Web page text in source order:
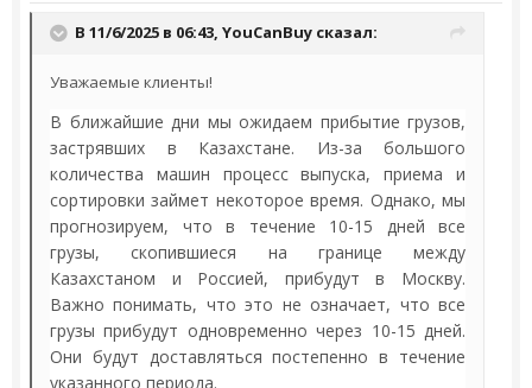
В 11/6/2025 в 06:43, YouCanBuy сказал:
Уважаемые клиенты!
В ближайшие дни мы ожидаем прибытие грузов,
застрявших в Казахстане. Из-за большого
количества машин процесс выпуска, приема и
сортировки займет некоторое время. Однако, мы
прогнозируем, что в течение 10-15 дней все
грузы, скопившиеся на границе между
Казахстаном и Россией, прибудут в Москву.
Важно понимать, что это не означает, что все
грузы прибудут одновременно через 10-15 дней.
Они будут доставляться постепенно в течение
указанного периода.